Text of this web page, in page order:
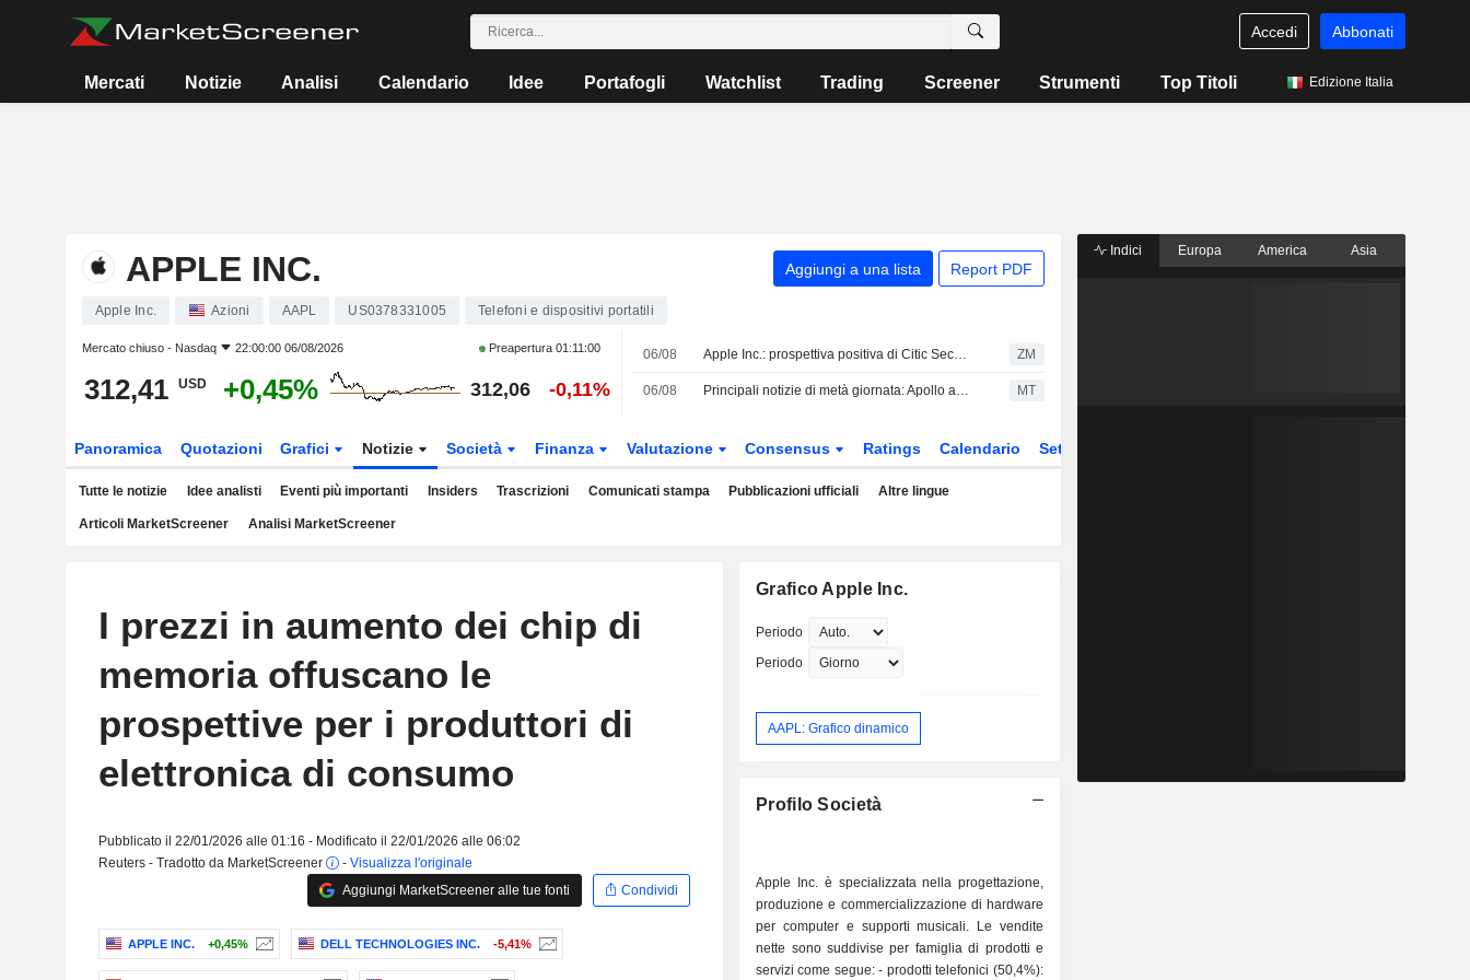
Accedi Abbonati
Mercati Notizie Analisi Calendario Idee Portafogli Watchlist Trading Screener Strumenti Top Titoli Edizione Italia
APPLE INC. Aggiungi a una lista Report PDF
Apple Inc. Azioni AAPL US0378331005 Telefoni e dispositivi portatili
Mercato chiuso - Nasdaq 22:00:00 06/08/2026 Preapertura01:11:00
312,41 USD +0,45% 312,06 -0,11%
06/08 Apple Inc.: prospettiva positiva di Citic Securities ZM
06/08 Principali notizie di metà giornata: Apollo acquisisce EasyJet per 7,68 Mrd USD; calano le azioni Honeywell Aerospace dopo il taglio dei target MT
Panoramica Quotazioni Grafici Notizie Società Finanza Valutazione Consensus Ratings Calendario Settore
Tutte le notizie Idee analisti Eventi più importanti Insiders Trascrizioni Comunicati stampa Pubblicazioni ufficiali Altre lingue
Articoli MarketScreener Analisi MarketScreener
I prezzi in aumento dei chip di
memoria offuscano le
prospettive per i produttori di
elettronica di consumo
Pubblicato il 22/01/2026 alle 01:16 - Modificato il 22/01/2026 alle 06:02
Reuters - Tradotto da MarketScreener
- Visualizza l'originale
Aggiungi MarketScreener alle tue fonti
Condividi
APPLE INC. +0,45% DELL TECHNOLOGIES INC. -5,41%
Grafico Apple Inc.
Periodo
Periodo
AAPL: Grafico dinamico
Profilo Società
Apple Inc. è specializzata nella progettazione,
produzione e commercializzazione di hardware
per computer e supporti musicali. Le vendite
nette sono suddivise per famiglia di prodotti e
servizi come segue: - prodotti telefonici (50,4%):
Indici Europa America Asia